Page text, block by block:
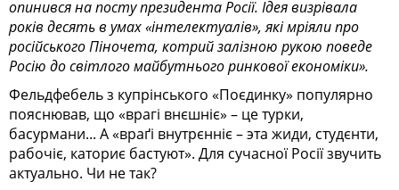
опинився на посту президента Росії. Ідея визрівала
років десять в умах «інтелектуалів», які мріяли про
російського Піночета, котрий залізною рукою поведе
Росію до світлого майбутнього ринкової економіки».
Фельдфебель з купрінського «Поєдинку» популярно
пояснював, що «врагі внєшніє» – це турки,
басурмани... А «враґі внутрєнніє – эта жиди, студєнти,
рабочіє, каториє бастуют». Для сучасної Росії звучить
актуально. Чи не так?